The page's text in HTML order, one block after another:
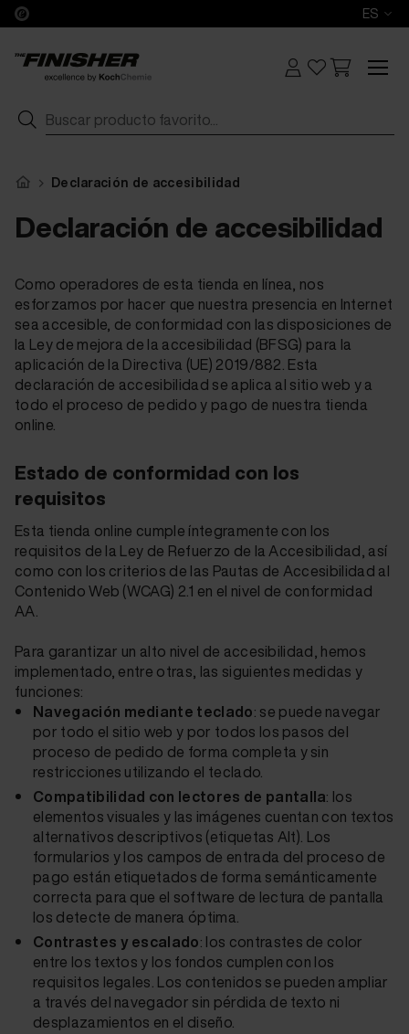
ES
Declaración de accesibilidad
Declaración de accesibilidad
Como operadores de esta tienda en línea, nos
esforzamos por hacer que nuestra presencia en Internet
sea accesible, de conformidad con las disposiciones de
la Ley de mejora de la accesibilidad (BFSG) para la
aplicación de la Directiva (UE) 2019/882. Esta
declaración de accesibilidad se aplica al sitio web y a
todo el proceso de pedido y pago de nuestra tienda
online.
Estado de conformidad con los
requisitos
Esta tienda online cumple íntegramente con los
requisitos de la Ley de Refuerzo de la Accesibilidad, así
como con los criterios de las Pautas de Accesibilidad al
Contenido Web (WCAG) 2.1 en el nivel de conformidad
AA.
Para garantizar un alto nivel de accesibilidad, hemos
implementado, entre otras, las siguientes medidas y
funciones:
Navegación mediante teclado: se puede navegar
por todo el sitio web y por todos los pasos del
proceso de pedido de forma completa y sin
restricciones utilizando el teclado.
Compatibilidad con lectores de pantalla: los
elementos visuales y las imágenes cuentan con textos
alternativos descriptivos (etiquetas Alt). Los
formularios y los campos de entrada del proceso de
pago están etiquetados de forma semánticamente
correcta para que el software de lectura de pantalla
los detecte de manera óptima.
Contrastes y escalado: los contrastes de color
entre los textos y los fondos cumplen con los
requisitos legales. Los contenidos se pueden ampliar
a través del navegador sin pérdida de texto ni
desplazamientos en el diseño.